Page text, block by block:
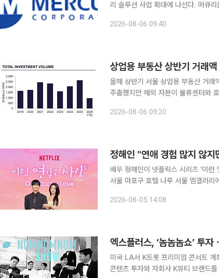
리 솔루션 사업 확대에 나선다. 머큐리는 6일 롯데리아 운영사인 롯데GRS와 IoT 기반 상업용 주방
IoT 기반 주방자동소화장치를 순차적
2026-08-06 09:40
상업용 부동산 상반기 거
올해 상반기 서울 상업용 부동산 거
주춤했지만 해외 자본이 물류센터와
표한 ‘2026년 2분기 서울 투자 시장
2026-08-06 09:20
정해인 "연애 경험 많지 않
배우 정해인이 넷플릭스 시리즈 '이런
서울 마포구 호텔 나루 서울 엠갤러
면 모태솔로는 아니지만 연애 경험이
2026-08-05 14:08
엑스플러스, ‘놈놈놈쇼’ 투
미국 LA서 K트롯 프리미엄 콘서트 개최…콘텐츠 마케팅 확
콘텐츠 투자와 자회사 K뷰티 브랜드